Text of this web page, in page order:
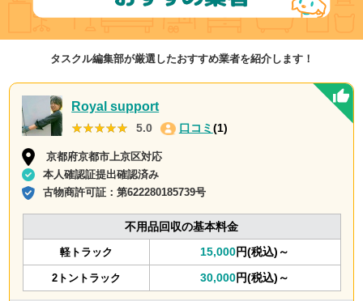
タスクル編集部が厳選したおすすめ業者を紹介します！
Royal support
★★★★★
★★★★★ 5.0 口コミ (1)
京都府京都市上京区対応
本人確認証提出確認済み
古物商許可証：第622280185739号
不用品回収の基本料金
軽トラック 15,000円(税込)～
2トントラック 30,000円(税込)～